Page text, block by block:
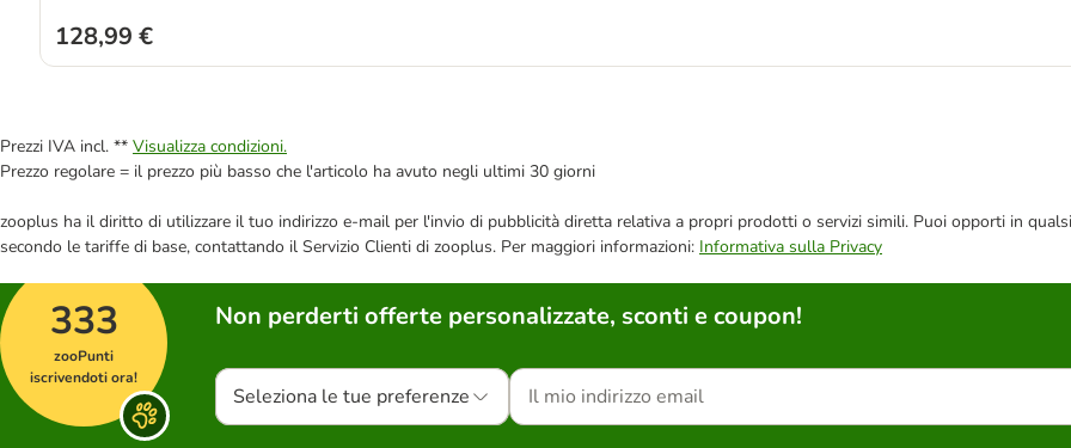
128,99 €
Prezzi IVA incl. ** Visualizza condizioni.
Prezzo regolare = il prezzo più basso che l'articolo ha avuto negli ultimi 30 giorni
zooplus ha il diritto di utilizzare il tuo indirizzo e-mail per l'invio di pubblicità diretta relativa a propri prodotti o servizi simili. Puoi opporti in
secondo le tariffe di base, contattando il Servizio Clienti di zooplus. Per maggiori informazioni: Informativa sulla Privacy
333
zooPunti
iscrivendoti ora!
Non perderti offerte personalizzate, sconti e coupon!
Seleziona le tue preferenze